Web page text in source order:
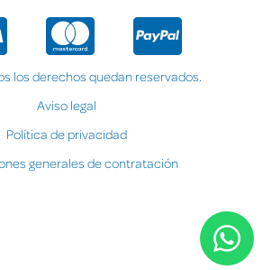
los derechos quedan reservados.
Aviso legal
Política de privacidad
generales de contratación